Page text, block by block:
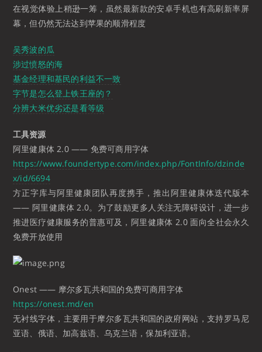
在视觉体验上稍逊一筹，虽然最新款的安卓手机也有高刷新率屏
幕，但仍然无法达到苹果的顺滑程度
吴秀波的瓜
涉过愤怒的海
基金经理和基民的利益不一致
字节是怎么登上铁王座的？
分辨大米优劣还是看等级
工具资源
阿里健康体 2.0 —— 免费可商用字体
https://www.foundertype.com/index.php/FontInfo/dzinde
x/id/6694
方正字库与阿里健康团队再度携手，推出阿里健康体迭代版本
—— 阿里健康体 2.0。为了鼓励更多人关注无障碍设计，进一步
推进医疗健康服务的普惠可及，阿里健康体 2.0 面向全社会永久
免费开放使用
Onest —— 摩尔多瓦共和国的免费可商用字体
https://onest.md/en
无衬线字体，主要用于摩尔多瓦共和国的政府网站，支持罗马尼
亚语、俄语、加高兹语、乌克兰语，保加利亚语。